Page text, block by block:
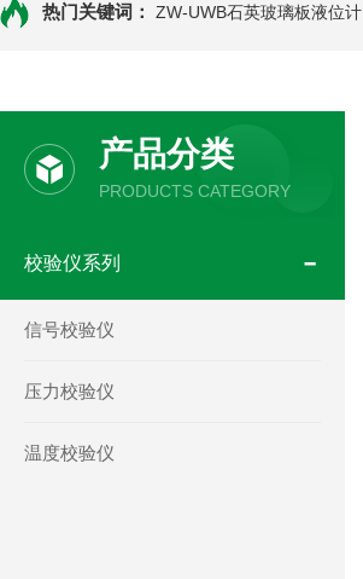
热门关键词： ZW-UWB石英玻璃板液位计
产品分类
PRODUCTS CATEGORY
校验仪系列
信号校验仪
压力校验仪
温度校验仪